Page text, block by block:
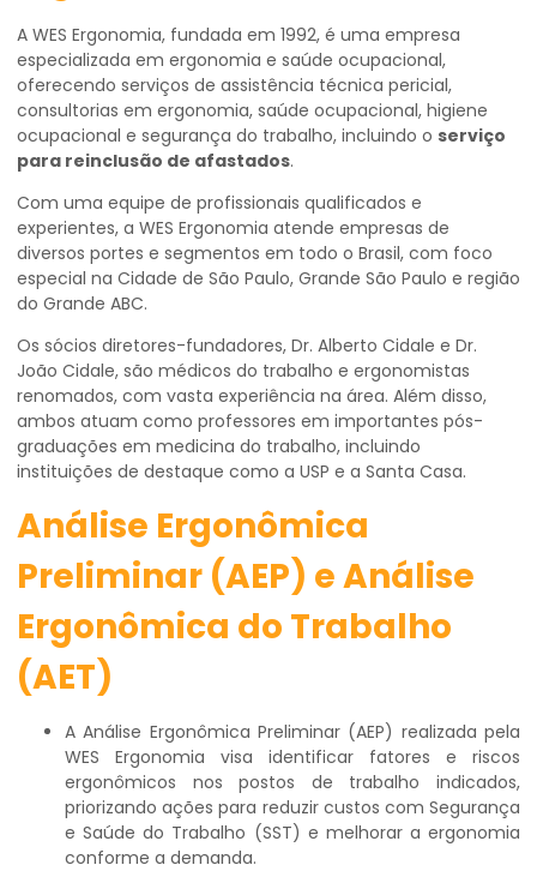
A WES Ergonomia, fundada em 1992, é uma empresa
especializada em ergonomia e saúde ocupacional,
oferecendo serviços de assistência técnica pericial,
consultorias em ergonomia, saúde ocupacional, higiene
ocupacional e segurança do trabalho, incluindo o serviço
para reinclusão de afastados.
Com uma equipe de profissionais qualificados e
experientes, a WES Ergonomia atende empresas de
diversos portes e segmentos em todo o Brasil, com foco
especial na Cidade de São Paulo, Grande São Paulo e região
do Grande ABC.
Os sócios diretores-fundadores, Dr. Alberto Cidale e Dr.
João Cidale, são médicos do trabalho e ergonomistas
renomados, com vasta experiência na área. Além disso,
ambos atuam como professores em importantes pós-
graduações em medicina do trabalho, incluindo
instituições de destaque como a USP e a Santa Casa.
Análise Ergonômica
Preliminar (AEP) e Análise
Ergonômica do Trabalho
(AET)
A Análise Ergonômica Preliminar (AEP) realizada pela
WES Ergonomia visa identificar fatores e riscos
ergonômicos nos postos de trabalho indicados,
priorizando ações para reduzir custos com Segurança
e Saúde do Trabalho (SST) e melhorar a ergonomia
conforme a demanda.